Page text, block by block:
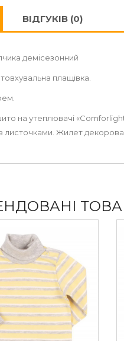
ВІДГУКІВ (0)
демісезонний
плащівка.
на утеплювачі
листочками. Жилет